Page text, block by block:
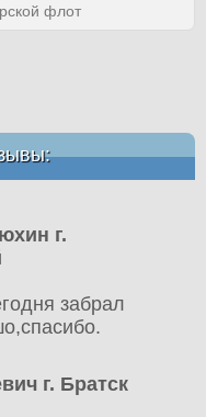
флот
г.
забрал
г. Братск